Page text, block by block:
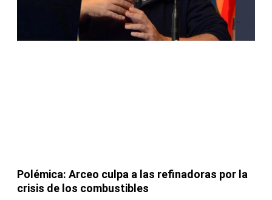
Polémica: Arceo culpa a las refinadoras por la
crisis de los combustibles